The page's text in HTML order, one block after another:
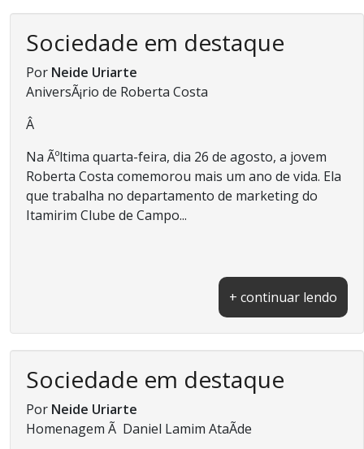
Sociedade em destaque
Por Neide Uriarte
AniversÃ¡rio de Roberta Costa
Â
Na Ãºltima quarta-feira, dia 26 de agosto, a jovem
Roberta Costa comemorou mais um ano de vida. Ela
que trabalha no departamento de marketing do
Itamirim Clube de Campo...
+ continuar lendo
Sociedade em destaque
Por Neide Uriarte
Homenagem Ã Daniel Lamim AtaÃ­de